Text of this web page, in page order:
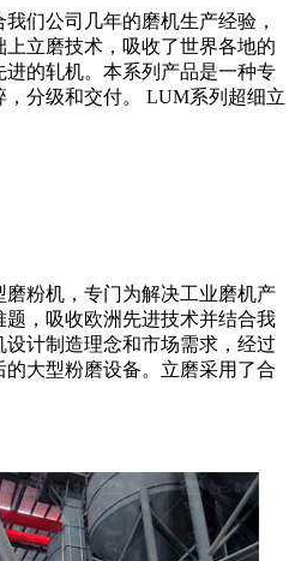
们公司几年的磨机生产经验，
立磨技术，吸收了世界各地的
进的轧机。本系列产品是一种专
，分级和交付。 LUM系列超细立
磨粉机，专门为解决工业磨机产
，吸收欧洲先进技术并结合我
计制造理念和市场需求，经过
大型粉磨设备。立磨采用了合